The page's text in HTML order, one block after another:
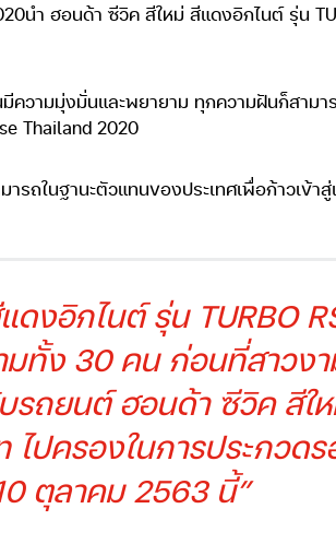
นำ ฮอนด้า ซีวิค สีใหม่ สีแดงอิกไนต์ รุ่น
ความมุ่งมั่นและพยายาม ทุกความฝันก็สาม
Thailand 2020
ถในฐานะตัวแทนของประเทศเพื่อก้าวเข้าสู่
งอิกไนต์ รุ่น TURBO
มทั้ง 30 คน ก่อนที่สาวง
รถยนต์ ฮอนด้า ซีวิค สีใ
ไปครองในการประกว
ตุลาคม 2563 นี้”